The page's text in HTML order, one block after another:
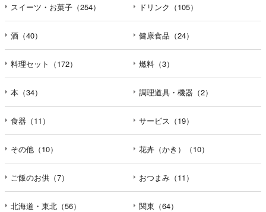
スイーツ・お菓子（254） ドリンク（105）
酒（40） 健康食品（24）
料理セット（172） 燃料（3）
本（34） 調理道具・機器（2）
食器（11） サービス（19）
その他（10） 花卉（かき）（10）
ご飯のお供（7） おつまみ（11）
北海道・東北（56） 関東（64）